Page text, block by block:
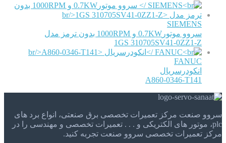
SIEMENS
سروو موتور0.7KW و 1000RPM بدون ترمز مدل
1GS 310705SV41-0ZZ1-Z
FANUC
انکودرسریال
A860-0346-T141
سروو صنعت مرکز تعمیرات تخصصی برق صنعتی، انواع برد های
plc، موتور های الکتریکی و . . . تعمیرات تخصصی و مهندسی را در
مرکز تعمیرات تخصصی سروو صنعت تجربه کنید.